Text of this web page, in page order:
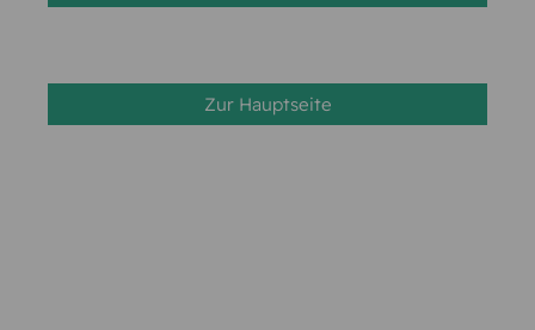
Zur Hauptseite